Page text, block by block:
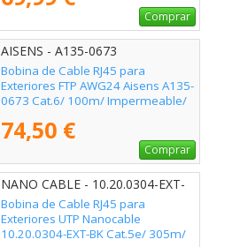
Comprar
AISENS - A135-0673
Bobina de Cable RJ45 para
Exteriores FTP AWG24 Aisens A135-
0673 Cat.6/ 100m/ Impermeable/
74,50 €
Comprar
NANO CABLE - 10.20.0304-EXT-
BK
Bobina de Cable RJ45 para
Exteriores UTP Nanocable
10.20.0304-EXT-BK Cat.5e/ 305m/